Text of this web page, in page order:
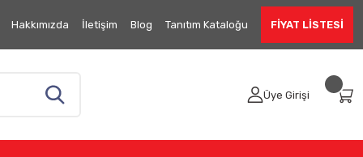
Hakkımızda İletişim Blog Tanıtım Kataloğu FİYAT LİSTESİ
Üye Girişi